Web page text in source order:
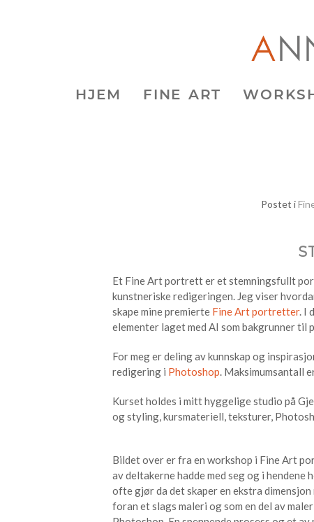
HJEM FINE ART
Postet i
Et Fine Art portrett er et stemningsfullt
kunstneriske redigeringen. Jeg viser
skape mine premierte Fine Art portretter. I
elementer laget med AI som bakgrunner til
For meg er deling av kunnskap og
redigering i Photoshop. Maksimumsantall
Kurset holdes i mitt hyggelige studio på
og styling, kursmateriell, teksturer,
Bildet over er fra en workshop i Fine Art
av deltakerne hadde med seg og i
ofte gjør da det skaper en ekstra
foran et slags maleri og som en del av